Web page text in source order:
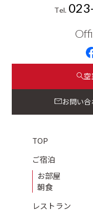
Tel.
空
お問い
TOP
ご宿泊
お部屋
朝食
レストラン